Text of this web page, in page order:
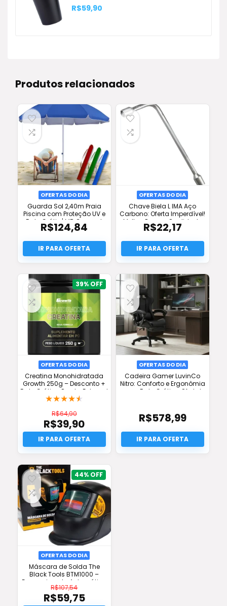
R$59,90
Produtos relacionados
OFERTAS DO DIA
Guarda Sol 2,40m Praia
Piscina com Proteção UV e
Frete Grátis | MB Connect
R$124,84
OFERTAS DO DIA
Chave Biela L IMA Aço
Carbono: Oferta Imperdível!
Melhor Preço e Qualidade
R$22,17
39%
OFERTAS DO DIA
Creatina Monohidratada
Growth 250g – Desconto +
Frete Grátis e Pronta Entrega!
★★★★★
R$64,90
O
preço
original
era:
R$64,90.
R$39,90
O
preço
atual
é:
R$39,90.
OFERTAS DO DIA
Cadeira Gamer LuvinCo
Nitro: Conforto e Ergonômia
com Frete Grátis e Oferta!
R$578,99
44%
OFERTAS DO DIA
Máscara de Solda The
Black Tools BTM1000 –
Escurecimento Automático
– Frete Grátis
R$107,54
O
R$59,75